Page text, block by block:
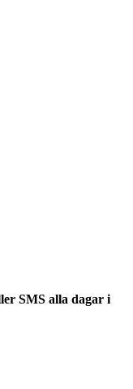
SMS alla dagar i